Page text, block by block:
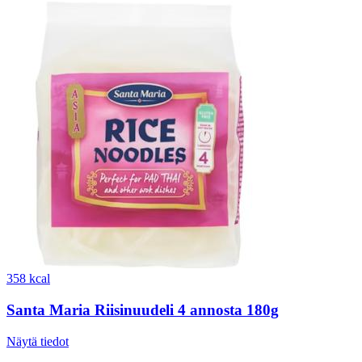
358 kcal
Santa Maria Riisinuudeli 4 annosta 180g
Näytä tiedot